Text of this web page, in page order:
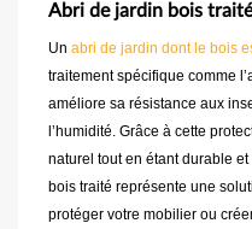
Abri de jardin bois
Un abri de jardin dont le bois
traitement spécifique comme
améliore sa résistance aux
l’humidité. Grâce à cette
naturel tout en étant durable
bois traité représente une
protéger votre mobilier ou